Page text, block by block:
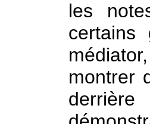
les
certains
montrer